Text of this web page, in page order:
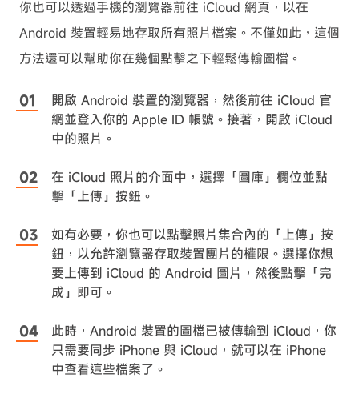
你也可以透過手機的瀏覽器前往 iCloud 網頁，以在
Android 裝置輕易地存取所有照片檔案。不僅如此，這個
方法還可以幫助你在幾個點擊之下輕鬆傳輸圖檔。
開啟 Android 裝置的瀏覽器，然後前往 iCloud 官
網並登入你的 Apple ID 帳號。接著，開啟 iCloud
中的照片。
在 iCloud 照片的介面中，選擇「圖庫」欄位並點
擊「上傳」按鈕。
如有必要，你也可以點擊照片集合內的「上傳」按
鈕，以允許瀏覽器存取裝置團片的權限。選擇你想
要上傳到 iCloud 的 Android 圖片，然後點擊「完
成」即可。
此時，Android 裝置的圖檔已被傳輸到 iCloud，你
只需要同步 iPhone 與 iCloud，就可以在 iPhone
中查看這些檔案了。